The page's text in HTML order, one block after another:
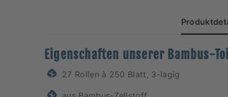
Eigenschaften unserer Bambus-
27 Rollen à 250 Blatt, 3-lagig